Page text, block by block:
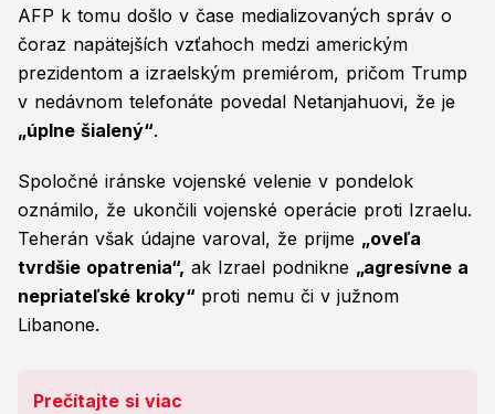
AFP k tomu došlo v čase medializovaných správ o
čoraz napätejších vzťahoch medzi americkým
prezidentom a izraelským premiérom, pričom Trump
v nedávnom telefonáte povedal Netanjahuovi, že je
„úplne šialený“.
Spoločné iránske vojenské velenie v pondelok
oznámilo, že ukončili vojenské operácie proti Izraelu.
Teherán však údajne varoval, že prijme „oveľa
tvrdšie opatrenia“, ak Izrael podnikne „agresívne a
nepriateľské kroky“ proti nemu či v južnom
Libanone.
Prečítajte si viac